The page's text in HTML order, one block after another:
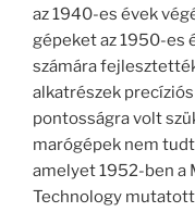
az 1940-es évek
gépeket az 1950-es
számára
alkatrészek
pontosságra volt
marógépek nem
amelyet 1952-ben
Technology